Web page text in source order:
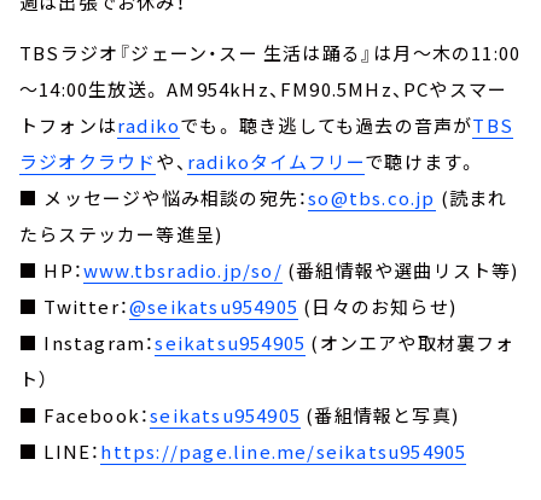
TBSラジオ『ジェーン・スー 生活は踊る』は月～木の11:00
～14:00生放送。 AM954kHz、FM90.5MHz、PCやスマー
トフォンはradikoでも。 聴き逃しても過去の音声がTBS
ラジオクラウドや、 radikoタイムフリーで聴けます。
■ メッセージや悩み相談の宛先：so@tbs.co.jp (読まれ
たらステッカー等進呈)
■ HP：www.tbsradio.jp/so/ (番組情報や選曲リスト等)
■ Twitter：@seikatsu954905 (日々のお知らせ)
■ Instagram：seikatsu954905 (オンエアや取材裏フォ
ト）
■ Facebook：seikatsu954905 (番組情報と写真)
■ LINE：https://page.line.me/seikatsu954905